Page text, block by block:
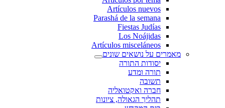
Artículos nuevos
Parashá de la semana
Fiestas Judías
Los Noájidas
Artículos misceláneos
מאמרים על נושאים שונים
יסודות התורה
תורה ומדע
תשובה
חברה ואקטואליה
תהליך הגאולה, ציונות